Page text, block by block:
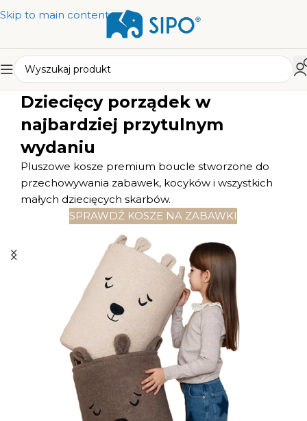
Skip to main content
Dziecięcy porządek w
najbardziej przytulnym
wydaniu
Pluszowe kosze premium boucle stworzone do
przechowywania zabawek, kocyków i wszystkich
małych dziecięcych skarbów.
SPRAWDŹ KOSZE NA ZABAWKI